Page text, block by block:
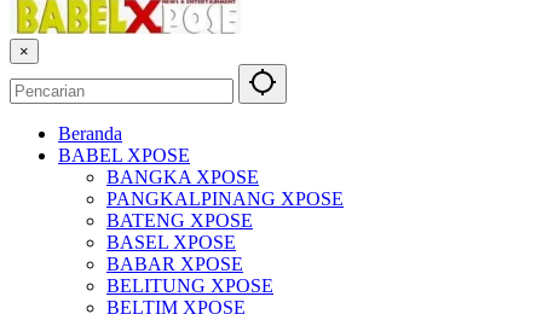
×
Beranda
BABEL XPOSE
BANGKA XPOSE
PANGKALPINANG XPOSE
BATENG XPOSE
BASEL XPOSE
BABAR XPOSE
BELITUNG XPOSE
BELTIM XPOSE